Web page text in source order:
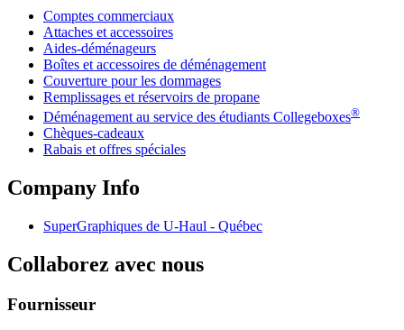
Comptes commerciaux
Attaches et accessoires
Aides-déménageurs
Boîtes et accessoires de déménagement
Couverture pour les dommages
Remplissages et réservoirs de propane
Déménagement au service des étudiants Collegeboxes®
Chèques-cadeaux
Rabais et offres spéciales
Company Info
SuperGraphiques de U-Haul - Québec
Collaborez avec nous
Fournisseur